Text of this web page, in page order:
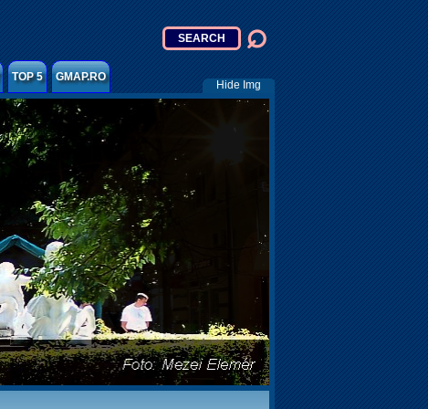
TOP 5 GMAP.RO
Hide Img